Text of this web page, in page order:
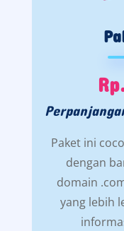
Paket ini
dengan
domain
yang lebih